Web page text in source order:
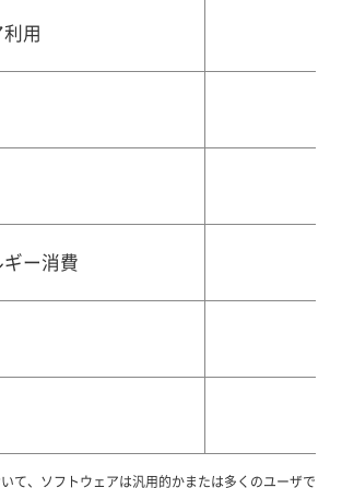
用
ー消費
て、ソフトウェアは汎用的かまたは多くのユーザで